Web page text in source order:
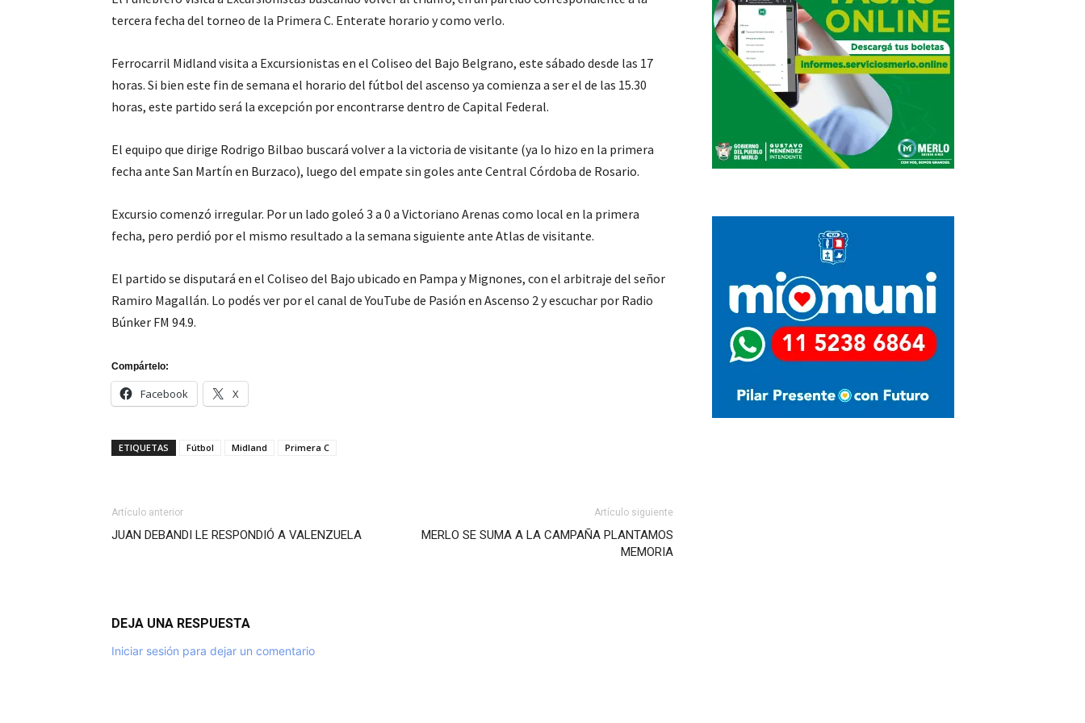
tercera fecha del torneo de la Primera C. Enterate horario y como verlo.
Ferrocarril Midland visita a Excursionistas en el Coliseo del Bajo Belgrano, este sábado desde las 17
horas. Si bien este fin de semana el horario del fútbol del ascenso ya comienza a ser el de las 15.30
horas, este partido será la excepción por encontrarse dentro de Capital Federal.
El equipo que dirige Rodrigo Bilbao buscará volver a la victoria de visitante (ya lo hizo en la primera
fecha ante San Martín en Burzaco), luego del empate sin goles ante Central Córdoba de Rosario.
Excursio comenzó irregular. Por un lado goleó 3 a 0 a Victoriano Arenas como local en la primera
fecha, pero perdió por el mismo resultado a la semana siguiente ante Atlas de visitante.
El partido se disputará en el Coliseo del Bajo ubicado en Pampa y Mignones, con el arbitraje del señor
Ramiro Magallán. Lo podés ver por el canal de YouTube de Pasión en Ascenso 2 y escuchar por Radio
Búnker FM 94.9.
Compártelo:
Facebook X
ETIQUETAS Fútbol Midland Primera C
Artículo anterior
JUAN DEBANDI LE RESPONDIÓ A VALENZUELA
Artículo siguiente
MERLO SE SUMA A LA CAMPAÑA PLANTAMOS
MEMORIA
DEJA UNA RESPUESTA
Iniciar sesión para dejar un comentario